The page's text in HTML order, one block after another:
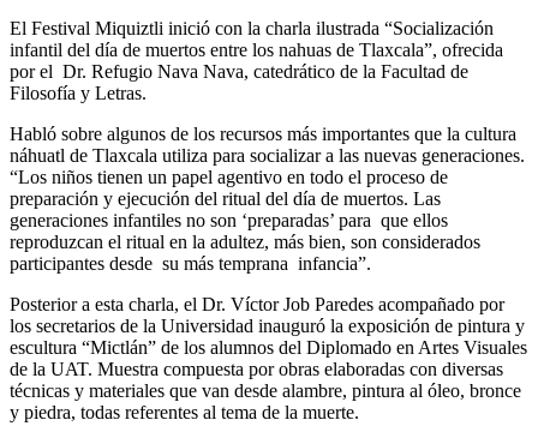
El Festival Miquiztli inició con la charla ilustrada “Socialización
infantil del día de muertos entre los nahuas de Tlaxcala”, ofrecida
por el Dr. Refugio Nava Nava, catedrático de la Facultad de
Filosofía y Letras.
Habló sobre algunos de los recursos más importantes que la cultura
náhuatl de Tlaxcala utiliza para socializar a las nuevas generaciones.
“Los niños tienen un papel agentivo en todo el proceso de
preparación y ejecución del ritual del día de muertos. Las
generaciones infantiles no son ‘preparadas’ para que ellos
reproduzcan el ritual en la adultez, más bien, son considerados
participantes desde su más temprana infancia”.
Posterior a esta charla, el Dr. Víctor Job Paredes acompañado por
los secretarios de la Universidad inauguró la exposición de pintura y
escultura “Mictlán” de los alumnos del Diplomado en Artes Visuales
de la UAT. Muestra compuesta por obras elaboradas con diversas
técnicas y materiales que van desde alambre, pintura al óleo, bronce
y piedra, todas referentes al tema de la muerte.